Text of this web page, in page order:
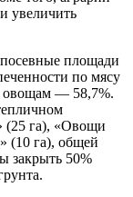
увеличить
площади
по мясу
овощам — 58,7%.
(25 га), «Овощи
(10 га), общей
закрыть 50%